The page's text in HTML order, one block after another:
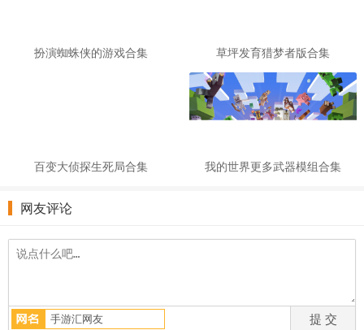
扮演蜘蛛侠的游戏合集 草坪发育猎梦者版合集
百变大侦探生死局合集 我的世界更多武器模组合集
网友评论